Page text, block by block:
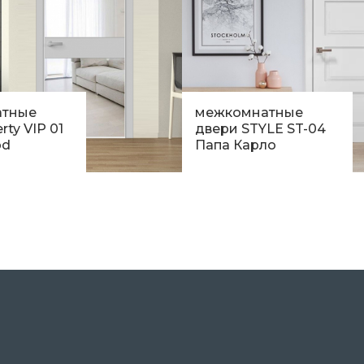
VIP 01
межкомнатные
двери STYLE ST-04
Папа Карло